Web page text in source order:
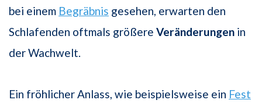
bei einem Begräbnis gesehen, erwarten den
Schlafenden oftmals größere Veränderungen in
der Wachwelt.
Ein fröhlicher Anlass, wie beispielsweise ein Fest